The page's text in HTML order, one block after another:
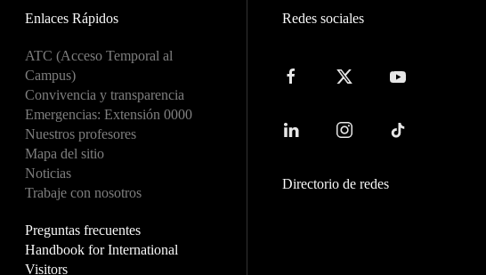
Enlaces Rápidos
ATC (Acceso Temporal al
Campus)
Convivencia y transparencia
Emergencias: Extensión 0000
Nuestros profesores
Mapa del sitio
Noticias
Trabaje con nosotros
Preguntas frecuentes
Handbook for International
Visitors
Redes sociales
Directorio de redes